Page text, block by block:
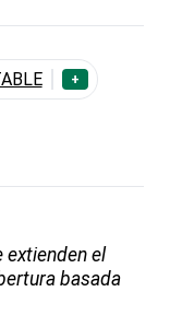
+
extienden el
basada